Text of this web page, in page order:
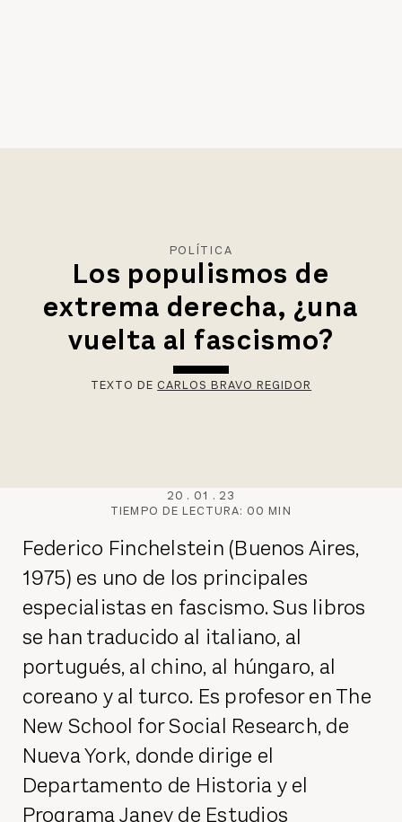
POLÍTICA
Los populismos de
extrema derecha, ¿una
vuelta al fascismo?
TEXTO DE CARLOS BRAVO REGIDOR
20 . 01 . 23
TIEMPO DE LECTURA: 00 MIN
Federico Finchelstein (Buenos Aires,
1975) es uno de los principales
especialistas en fascismo. Sus libros
se han traducido al italiano, al
portugués, al chino, al húngaro, al
coreano y al turco. Es profesor en The
New School for Social Research, de
Nueva York, donde dirige el
Departamento de Historia y el
Programa Janey de Estudios